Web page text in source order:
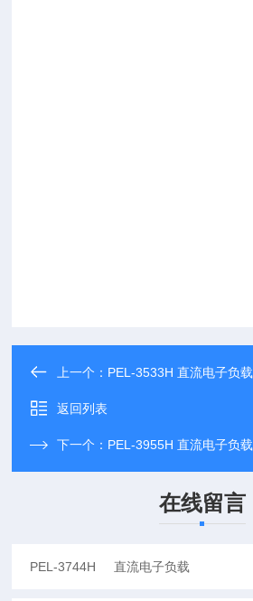
上一个： PEL-3533H 直流电子负载
返回列表
下一个： PEL-3955H 直流电子负载
在线留言